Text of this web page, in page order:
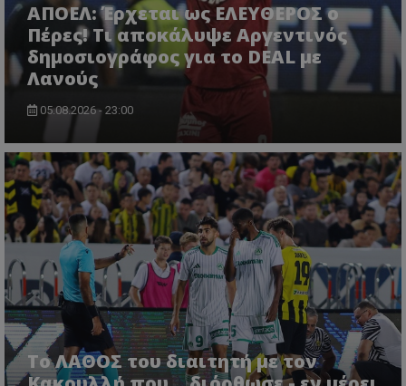
ΑΠΟΕΛ: Έρχεται ως ΕΛΕΥΘΕΡΟΣ ο
Πέρες! Τι αποκάλυψε Αργεντινός
δημοσιογράφος για το DEAL με
Λανούς
05.08.2026 - 23:00
Το ΛΑΘΟΣ του διαιτητή με τον